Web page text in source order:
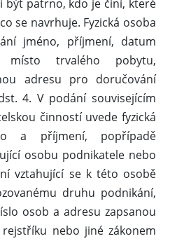
být patrno, kdo je činí, které
se navrhuje. Fyzická osoba
jméno, příjmení, datum
trvalého pobytu,
adresu pro doručování
4. V podání souvisejícím
činností uvede fyzická
a příjmení, popřípadě
osobu podnikatele nebo
vztahující se k této osobě
druhu podnikání,
osob a adresu zapsanou
nebo jiné zákonem